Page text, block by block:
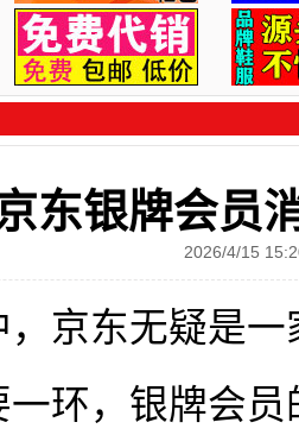
东银牌会员
2026/4/15
京东无疑是
环，银牌会